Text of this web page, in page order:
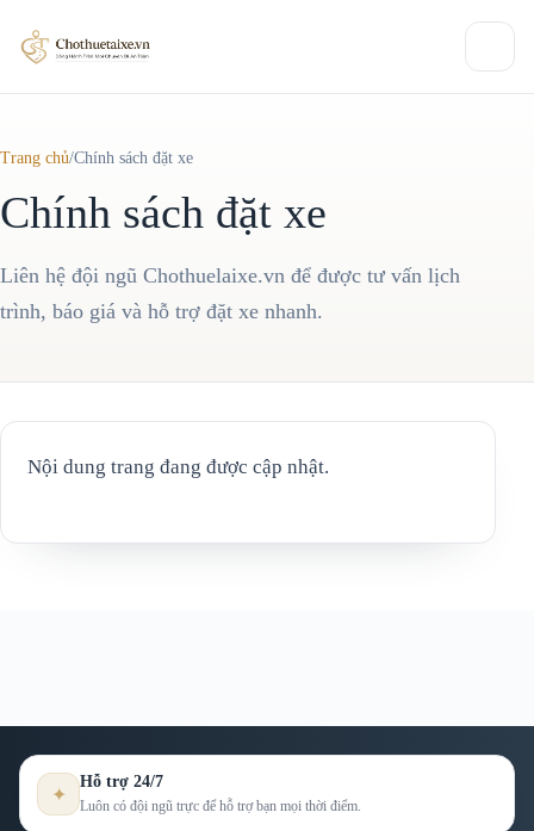
nội
Trang chủ/Chính sách đặt xe
Chính sách đặt xe
Liên hệ đội ngũ Chothuelaixe.vn để được tư vấn lịch
trình, báo giá và hỗ trợ đặt xe nhanh.
Nội dung trang đang được cập nhật.
✦
Hỗ trợ 24/7
Luôn có đội ngũ trực để hỗ trợ bạn mọi thời điểm.